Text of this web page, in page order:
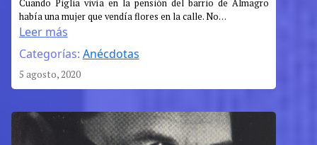
Cuando Piglia vivía en la pensión del barrio de Almagro
había una mujer que vendía flores en la calle. No…
Leer más
:
Piglia,
Abraham
y
la
voz
Macedonio
Categorías: Anécdotas
5 agosto, 2020